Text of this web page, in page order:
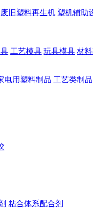
废旧塑料再生机 塑机辅助
工艺模具 玩具模具 材
电用塑料制品 工艺类制品
粘合体系配合剂